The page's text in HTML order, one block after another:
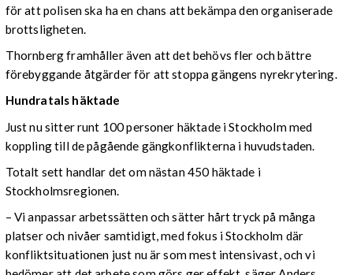
för att polisen ska ha en chans att bekämpa den organiserade
brottsligheten.
Thornberg framhåller även att det behövs fler och bättre
förebyggande åtgärder för att stoppa gängens nyrekrytering.
Hundratals häktade
Just nu sitter runt 100 personer häktade i Stockholm med
koppling till de pågående gängkonflikterna i huvudstaden.
Totalt sett handlar det om nästan 450 häktade i
Stockholmsregionen.
– Vi anpassar arbetssätten och sätter hårt tryck på många
platser och nivåer samtidigt, med fokus i Stockholm där
konfliktsituationen just nu är som mest intensivast, och vi